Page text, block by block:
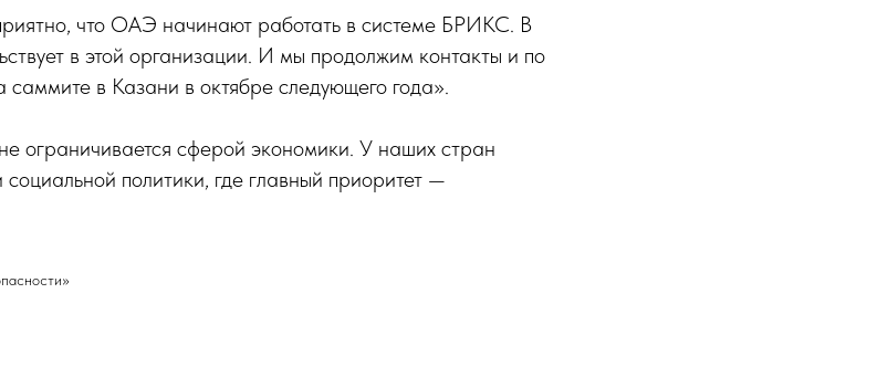
что ОАЭ начинают работать в системе БРИКС. В
в этой организации. И мы продолжим контакты и по
в Казани в октябре следующего года».
ограничивается сферой экономики. У наших стран
политики, где главный приоритет —